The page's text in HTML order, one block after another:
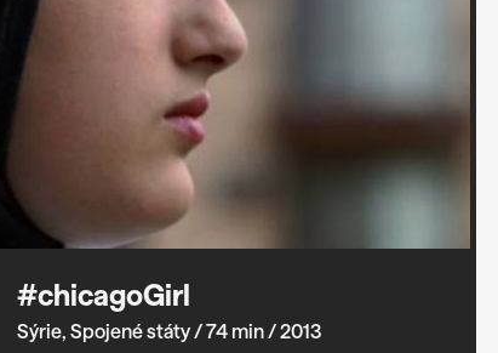
#chicagoGirl
Sýrie, Spojené státy/ 74 min/ 2013